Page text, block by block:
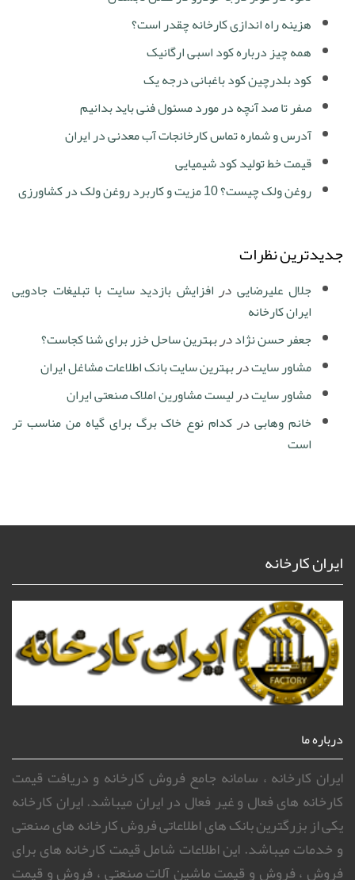
هزینه راه اندازی کارخانه چقدر است؟
همه چیز درباره کود اسبی ارگانیک
کود بلدرچین کود باغبانی درجه یک
صفر تا صد آنچه در مورد مسئول فنی باید بدانیم
آدرس و شماره تماس کارخانجات آب معدنی در ایران
قیمت خط تولید کود شیمیایی
روغن ولک چیست؟ 10 مزیت و کاربرد روغن ولک در کشاورزی
جدیدترین نظرات
جلال علیرضایی درافزایش بازدید سایت با تبلیغات جادویی
ایران کارخانه
جعفر حسن نژاددربهترین ساحل خزر برای شنا کجاست؟
مشاور سایتدربهترین سایت بانک اطلاعات مشاغل ایران
مشاور سایتدرلیست مشاورین املاک صنعتی ایران
خانم وهابیدرکدام نوع خاک برگ برای گیاه من مناسب تر
است
ایران کارخانه
درباره ما
ایران کارخانه ، سامانه جامع فروش کارخانه و دریافت قیمت
کارخانه های فعال و غیر فعال در ایران میباشد. ایران کارخانه
یکی از بزرگترین بانک های اطلاعاتی فروش کارخانه های صنعتی
و خدمات میباشد. این اطلاعات شامل قیمت کارخانه های برای
فروش ، فروش و قیمت ماشین آلات صنعتی ، فروش و قیمت